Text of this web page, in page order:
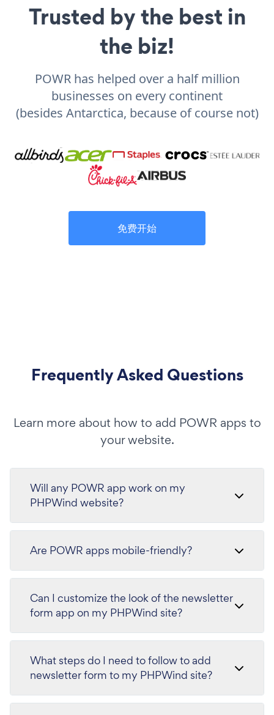
Trusted by the best in
the biz!
POWR has helped over a half million
businesses on every continent
(besides Antarctica, because of course not)
免费开始
Frequently Asked Questions
Learn more about how to add POWR apps to
your website.
Will any POWR app work on my
PHPWind website?
Are POWR apps mobile-friendly?
Can I customize the look of the newsletter
form app on my PHPWind site?
What steps do I need to follow to add
newsletter form to my PHPWind site?